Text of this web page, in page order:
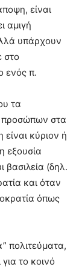
είναι
αμιγή
υπάρχουν
στο
ενός π.
τα
προσώπων στα
κύριον ή
εξουσία
βασιλεία (δηλ.
και όταν
όπως
πολιτεύματα,
το κοινό